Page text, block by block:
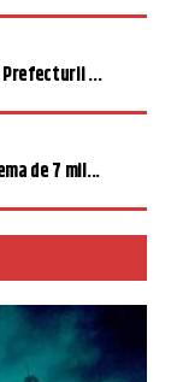
Prefecturii ...
de 7 mil...